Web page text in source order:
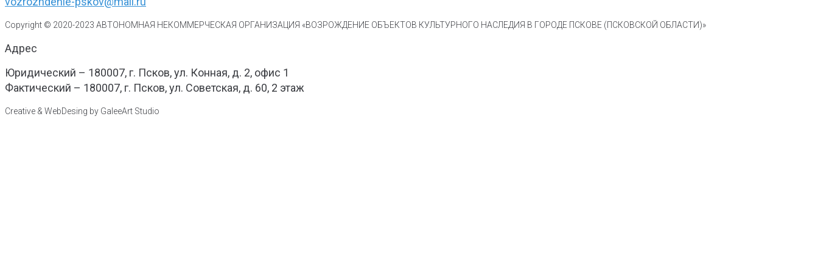
Copyright © 2020-2023 АВТОНОМНАЯ НЕКОММЕРЧЕСКАЯ ОРГАНИЗАЦИЯ «ВОЗРОЖДЕНИЕ ОБЪЕКТОВ КУЛЬТУРНОГО НАСЛЕДИЯ В ГОРОДЕ ПСКОВЕ (ПСКОВСКОЙ ОБЛАСТИ)»
Адрес
Юридический – 180007, г. Псков, ул. Конная, д. 2, офис 1
Фактический – 180007, г. Псков, ул. Советская, д. 60, 2 этаж
Creative & WebDesing by GaleeArt Studio